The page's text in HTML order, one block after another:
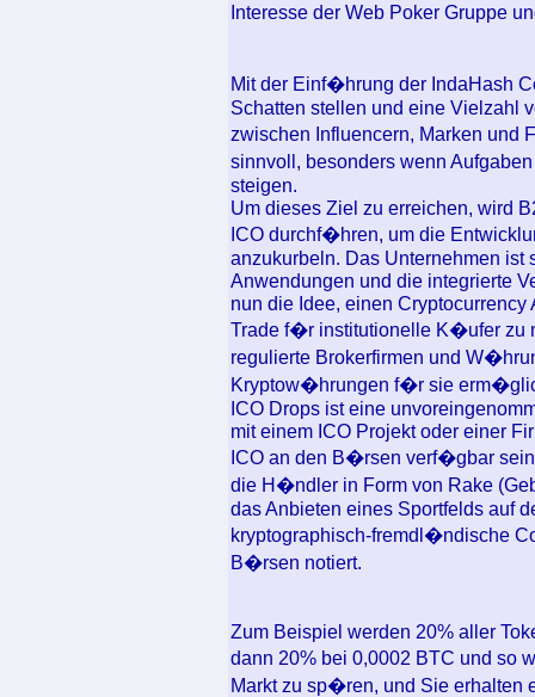
Interesse der Web Poker Gruppe
Mit der Einf�hrung der IndaHash
Schatten stellen und eine Vielzahl
zwischen Influencern, Marken
sinnvoll, besonders wenn
steigen.
Um dieses Ziel zu erreichen, wird
ICO durchf�hren, um die
anzukurbeln. Das Unternehmen ist
Anwendungen und die integrierte
nun die Idee, einen
Trade f�r institutionelle K�ufer zu
regulierte Brokerfirmen und
Kryptow�hrungen f�r sie
ICO Drops ist eine
mit einem ICO Projekt oder einer
ICO an den B�rsen verf�gbar
die H�ndler in Form von Rake
das Anbieten eines Sportfelds auf
kryptographisch-fremdl�ndische
B�rsen notiert.
Zum Beispiel werden 20% aller
dann 20% bei 0,0002 BTC und so
Markt zu sp�ren, und Sie